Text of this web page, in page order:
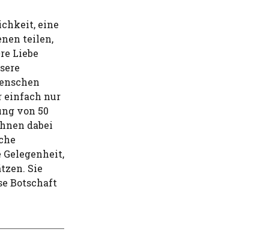
eine
teilen,
Liebe
einfach nur
von 50
dabei
Sie
Botschaft